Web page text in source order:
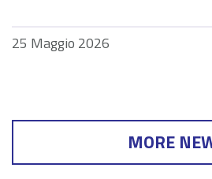
25 Maggio 2026
MORE